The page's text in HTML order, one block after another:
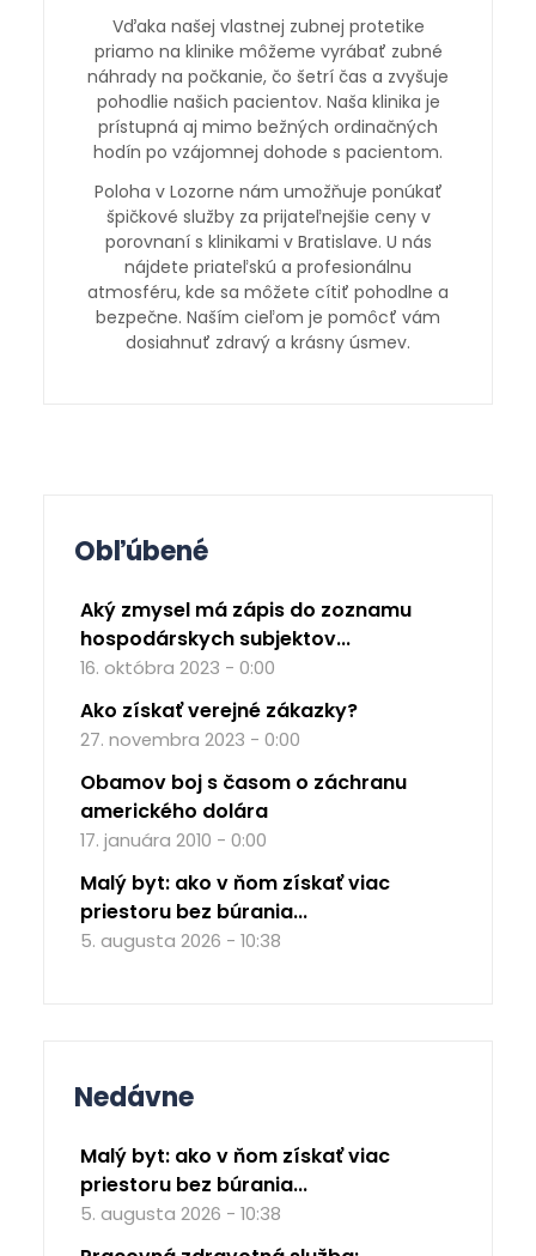
Vďaka našej vlastnej zubnej protetike
priamo na klinike môžeme vyrábať zubné
náhrady na počkanie, čo šetrí čas a zvyšuje
pohodlie našich pacientov. Naša klinika je
prístupná aj mimo bežných ordinačných
hodín po vzájomnej dohode s pacientom.
Poloha v Lozorne nám umožňuje ponúkať
špičkové služby za prijateľnejšie ceny v
porovnaní s klinikami v Bratislave. U nás
nájdete priateľskú a profesionálnu
atmosféru, kde sa môžete cítiť pohodlne a
bezpečne. Naším cieľom je pomôcť vám
dosiahnuť zdravý a krásny úsmev.
Obľúbené
Aký zmysel má zápis do zoznamu
hospodárskych subjektov...
16. októbra 2023 - 0:00
Ako získať verejné zákazky?
27. novembra 2023 - 0:00
Obamov boj s časom o záchranu
amerického dolára
17. januára 2010 - 0:00
Malý byt: ako v ňom získať viac
priestoru bez búrania...
5. augusta 2026 - 10:38
Nedávne
Malý byt: ako v ňom získať viac
priestoru bez búrania...
5. augusta 2026 - 10:38